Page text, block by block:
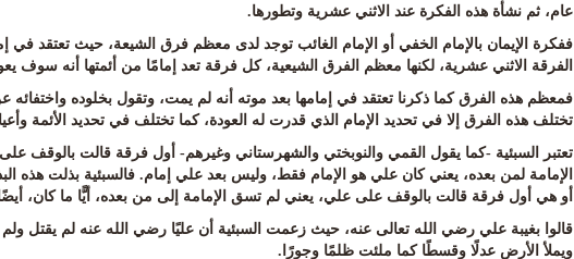
عام، ثم نشأة هذه الفكرة عند الاثني عشرية وتطورها.
ففكرة الإيمان بالإمام الخفي أو الإمام الغائب توجد لدى معظم فرق الشيعة، حيث تعتقد
الفرقة الاثني عشرية، لكنها معظم الفرق الشيعية، كل فرقة تعد إمامًا من أئمتها أنه سوف
فمعظم هذه الفرق كما ذكرنا تعتقد في إمامها بعد موته أنه لم يمت، وتقول بخلوده واختفائه
تختلف هذه الفرق إلا في تحديد الإمام الذي قدرت له العودة، كما تختلف في تحديد الأئمة
تعتبر السبئية -كما يقول القمي والنوبختي والشهرستاني وغيرهم- أول فرقة قالت بالوقف
الإمامة لمن بعده، يعني كان علي هو الإمام فقط، وليس بعد علي إمام. فالسبئية بذلت هذه
أو هي أول فرقة قالت بالوقف على علي، يعني لم تسق الإمامة إلى من بعده، أيًّا ما كان، أيضًا
قالوا بغيبة علي رضي الله تعالى عنه، حيث زعمت السبئية أن عليًا رضي الله عنه لم يقتل
ويملأ الأرض عدلًا وقسطًا كما ملئت ظلمًا وجورًا .